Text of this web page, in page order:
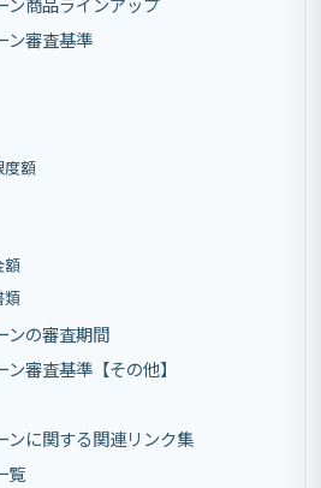
ン審査基準
度額
額
類
ンの審査期間
審査基準【その他】
ンに関する関連リンク集
覧